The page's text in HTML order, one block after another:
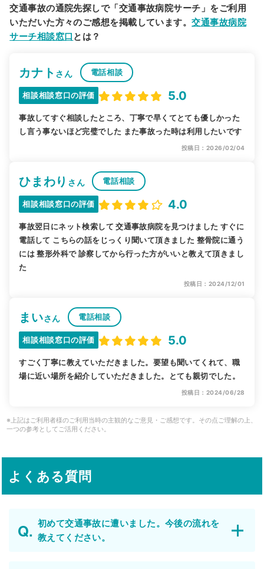
交通事故の通院先探しで「交通事故病院サーチ」をご利用
いただいた方々のご感想を掲載しています。交通事故病院
サーチ相談窓口 とは？
カナト さん 電話相談
相談相談窓口の評価 5.0
事故してすぐ相談したところ、丁寧で早くてとても優しかった
し言う事ないほど完璧でした また事故った時は利用したいです
投稿日：2026/02/04
ひまわり さん 電話相談
相談相談窓口の評価 4.0
事故翌日にネット検索して 交通事故病院を見つけました すぐに
電話して こちらの話をじっくり聞いて頂きました 整骨院に通う
には 整形外科で 診察してから行った方がいいと教えて頂きまし
た
投稿日：2024/12/01
まいさん 電話相談
相談相談窓口の評価 5.0
すごく丁寧に教えていただきました。要望も聞いてくれて、職
場に近い場所を紹介していただきました。とても親切でした。
投稿日：2024/06/28
※上記はご利用者様のご利用当時の主観的なご意見・ご感想です。その点ご理解の上、
一つの参考としてご活用ください。
よくある質問
初めて交通事故に遭いました。今後の流れを
教えてください。